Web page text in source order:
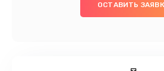
ОСТАВИТЬ